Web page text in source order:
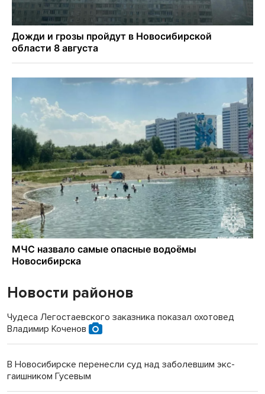
Новости районов
Чудеса Легостаевского заказника показал охотовед
Владимир Коченов
В Новосибирске перенесли суд над заболевшим экс-
гаишником Гусевым